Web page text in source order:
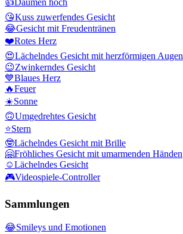
😘Kuss zuwerfendes Gesicht
😂Gesicht mit Freudentränen
❤️Rotes Herz
😍Lächelndes Gesicht mit herzförmigen Augen
😉Zwinkerndes Gesicht
💙Blaues Herz
🔥Feuer
☀️Sonne
🙃Umgedrehtes Gesicht
⭐Stern
🤓Lächelndes Gesicht mit Brille
🤗Fröhliches Gesicht mit umarmenden Händen
☺️Lächelndes Gesicht
🎮Videospiele-Controller
Sammlungen
😂Smileys und Emotionen